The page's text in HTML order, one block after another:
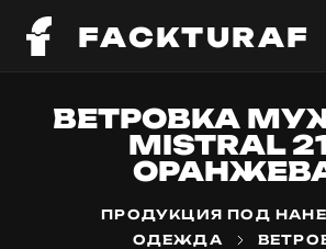
FACKTURAF
ВЕТРОВКА
MISTRAL
ПРОДУКЦИЯ ПОД
ОДЕЖДА